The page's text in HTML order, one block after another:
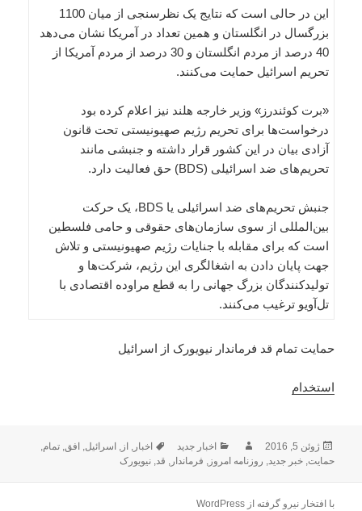
این در حالی است که نتایج یک نظرسنجی از میان 1100
بزرگسال در انگلستان و همین تعداد در آمریکا نشان می‌دهد
40 درصد از مردم انگلستان و 30 درصد از مردم آمریکا از
تحریم اسرائیل حمایت می‌کنند.
«برت کوئندرز» وزیر خارجه هلند نیز اعلام کرده بود
درخواست‌ها برای تحریم رژیم صهیونیستی تحت قانون
آزادی بیان در این کشور قرار داشته و جنبشی مانند
تحریم‌های ضد اسرائیلی (BDS) حق فعالیت دارد.
جنبش تحریم‌های ضد اسرائیلی یا BDS، یک حرکت
بین‌المللی از سوی سازمان‌های حقوقی و حامی فلسطین
است که برای مقابله با جنایات رژیم صهیونیستی و تلاش
جهت پایان دادن به اشغالگری این رژیم، شرکت‌ها و
تولیدکنندگان بزرگ جهانی را به قطع مراوده اقتصادی با
تل‌آویو ترغیب می‌کنند.
حمایت تمام قد فرماندار نیویورک از اسرائیل
استخدام
ارسال
شده
ژوئن 5, 2016 نویسندهدسته‌ها
اخبار جدید برچسب‌ها
اخبار, از, اسرائیل, افق,تمام,
حمایت,خبر جدید, روزنامه امروز, فرماندار, قد,نیویورک
با افتخار نیرو گرفته از WordPress